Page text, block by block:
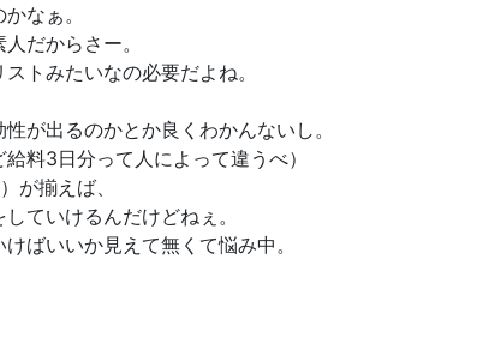
なぁ。
だからさー。
トみたいなの必要だよね。
が出るのかとか良くわかんないし。
料3日分って人によって違うべ）
が揃えば、
ていけるんだけどねぇ。
ばいいか見えて無くて悩み中。